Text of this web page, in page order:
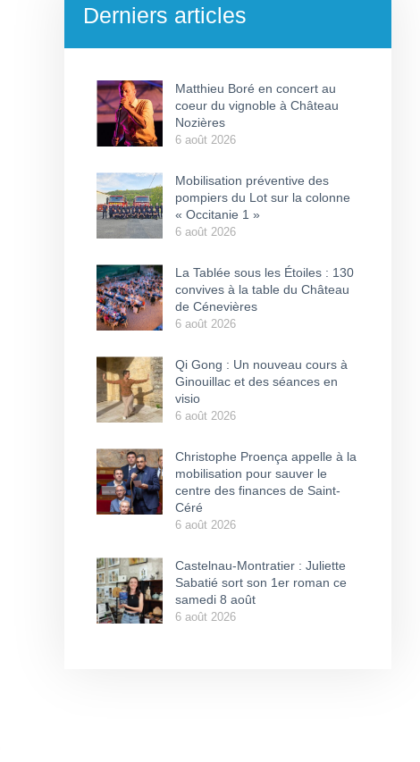
Derniers articles
Matthieu Boré en concert au
coeur du vignoble à Château
Nozières
6 août 2026
Mobilisation préventive des
pompiers du Lot sur la colonne
« Occitanie 1 »
6 août 2026
La Tablée sous les Étoiles : 130
convives à la table du Château
de Cénevières
6 août 2026
Qi Gong : Un nouveau cours à
Ginouillac et des séances en
visio
6 août 2026
Christophe Proença appelle à la
mobilisation pour sauver le
centre des finances de Saint-
Céré
6 août 2026
Castelnau-Montratier : Juliette
Sabatié sort son 1er roman ce
samedi 8 août
6 août 2026